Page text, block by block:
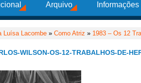
Arquivo
Luísa Lacombe » Como Atriz » 1983 – Os 12
WILSON-OS-12-TRABALHOS-DE-